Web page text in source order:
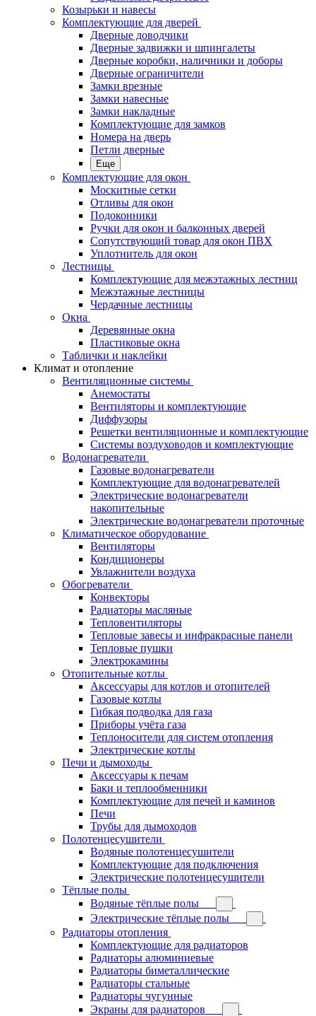
Козырьки и навесы
Комплектующие для дверей
Дверные доводчики
Дверные задвижки и шпингалеты
Дверные коробки, наличники и доборы
Дверные ограничители
Замки врезные
Замки навесные
Замки накладные
Комплектующие для замков
Номера на дверь
Петли дверные
Еще
Комплектующие для окон
Москитные сетки
Отливы для окон
Подоконники
Ручки для окон и балконных дверей
Сопутствующий товар для окон ПВХ
Уплотнитель для окон
Лестницы
Комплектующие для межэтажных лестниц
Межэтажные лестницы
Чердачные лестницы
Окна
Деревянные окна
Пластиковые окна
Таблички и наклейки
Климат и отопление
Вентиляционные системы
Анемостаты
Вентиляторы и комплектующие
Диффузоры
Решетки вентиляционные и комплектующие
Системы воздуховодов и комплектующие
Водонагреватели
Газовые водонагреватели
Комплектующие для водонагревателей
Электрические водонагреватели
накопительные
Электрические водонагреватели проточные
Климатическое оборудование
Вентиляторы
Кондиционеры
Увлажнители воздуха
Обогреватели
Конвекторы
Радиаторы масляные
Тепловентиляторы
Тепловые завесы и инфракрасные панели
Тепловые пушки
Электрокамины
Отопительные котлы
Аксессуары для котлов и отопителей
Газовые котлы
Гибкая подводка для газа
Приборы учёта газа
Теплоносители для систем отопления
Электрические котлы
Печи и дымоходы
Аксессуары к печам
Баки и теплообменники
Комплектующие для печей и каминов
Печи
Трубы для дымоходов
Полотенцесушители
Водяные полотенцесушители
Комплектующие для подключения
Электрические полотенцесушители
Тёплые полы
Водяные тёплые полы
Электрические тёплые полы
Радиаторы отопления
Комплектующие для радиаторов
Радиаторы алюминиевые
Радиаторы биметаллические
Радиаторы стальные
Радиаторы чугунные
Экраны для радиаторов